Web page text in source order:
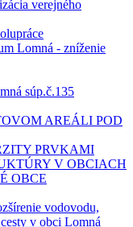
verejného
Lomná - zníženie
súp.č.135
AREÁLI POD
PRVKAMI
V OBCIACH
OBCE
vodovodu,
v obci Lomná